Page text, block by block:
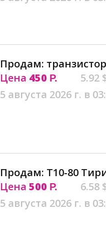
Продам:
Цена 450 Р.
5.92
5 августа 2026 г. в
Продам: Т10-80
Цена 500 Р.
6.58
5 августа 2026 г. в